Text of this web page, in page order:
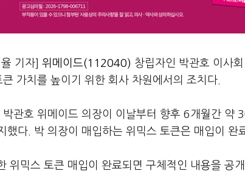
기자] 위메이드(112040) 창립자인 박관호 이사
가치를 높이기 위한 회사 차원에서의 조치다.
관호 위메이드 의장이 이날부터 향후 6개월간 약
했다. 박 의장이 매입하는 위믹스 토큰은 매입이 완
위믹스 토큰 매입이 완료되면 구체적인 내용을 공